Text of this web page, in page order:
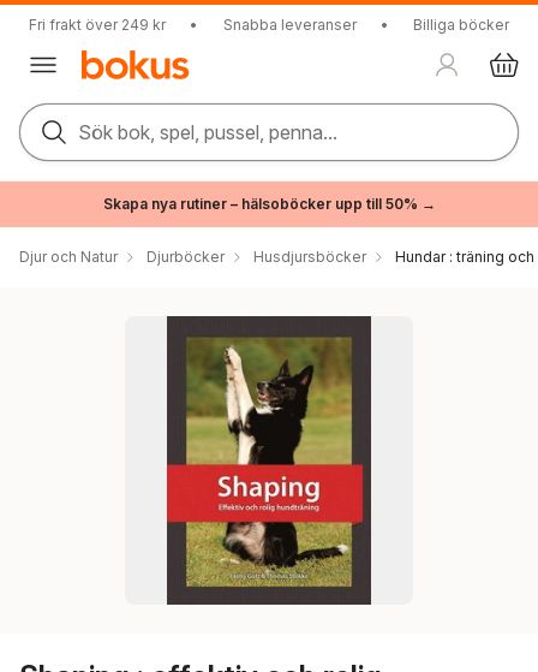
Fri frakt över 249 kr • Snabba leveranser • Billiga böcker
Sök bok, spel, pussel, penna...
Skapa nya rutiner – hälsoböcker upp till 50% →
Djur och Natur Djurböcker Husdjursböcker Hundar : träning